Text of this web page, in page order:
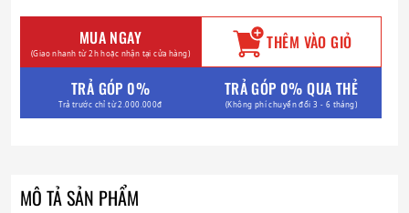
MUA NGAY
(Giao nhanh từ 2h hoặc nhận tại cửa hàng) THÊM VÀO GIỎ
TRẢ GÓP 0%
Trả trước chỉ từ 2.000.000đ
TRẢ GÓP 0% QUA THẺ
(Không phí chuyển đổi 3 - 6 tháng)
MÔ TẢ SẢN PHẨM